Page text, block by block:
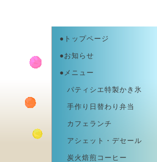
●トップページ
●お知らせ
●メニュー
パティシエ特製かき氷
手作り日替わり弁当
カフェランチ
アシェット・デセール
炭火焙煎コーヒー